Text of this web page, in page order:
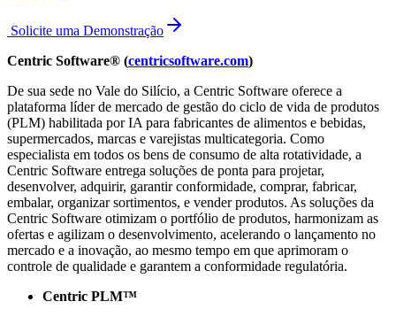
Solicite uma Demonstração
Centric Software® (centricsoftware.com)
De sua sede no Vale do Silício, a Centric Software oferece a
plataforma líder de mercado de gestão do ciclo de vida de produtos
(PLM) habilitada por IA para fabricantes de alimentos e bebidas,
supermercados, marcas e varejistas multicategoria. Como
especialista em todos os bens de consumo de alta rotatividade, a
Centric Software entrega soluções de ponta para projetar,
desenvolver, adquirir, garantir conformidade, comprar, fabricar,
embalar, organizar sortimentos, e vender produtos. As soluções da
Centric Software otimizam o portfólio de produtos, harmonizam as
ofertas e agilizam o desenvolvimento, acelerando o lançamento no
mercado e a inovação, ao mesmo tempo em que aprimoram o
controle de qualidade e garantem a conformidade regulatória.
Centric PLM™